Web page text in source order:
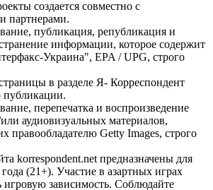
создается совместно с
партнерами.
публикация, републикация и
информации, которое содержит
Украина", EPA / UPG, строго
в разделе Я- Корреспондент
публикации.
перепечатка и воспроизведение
аудиовизуальных материалов,
правообладателю Getty Images, строго
korrespondent.net предназначены для
(21+). Участие в азартных играх
игровую зависимость. Соблюдайте